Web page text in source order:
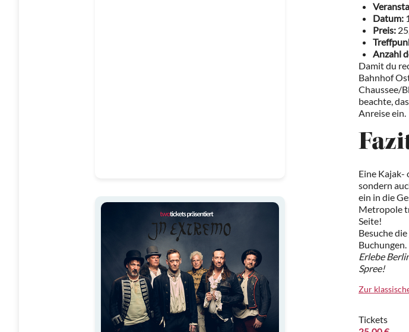
Datum:
Preis:
Anzahl
Damit du
Bahnhof
Chaussee/
beachte,
Anreise ein.
Eine
sondern
ein in die
Metropole
Seite!
Besuche die
Buchungen.
Erlebe
Spree!
Zur
Tickets